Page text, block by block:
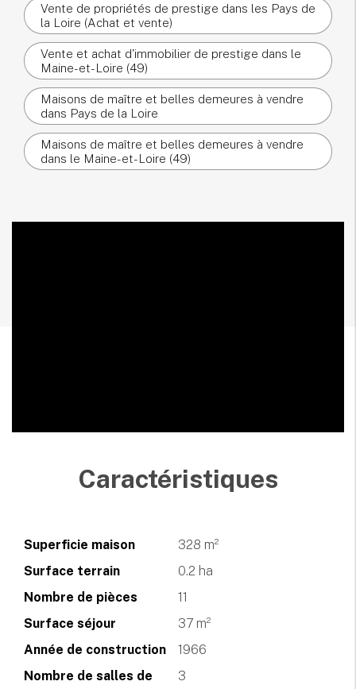
Vente de propriétés de prestige dans les Pays de
la Loire (Achat et vente)
Vente et achat d'immobilier de prestige dans le
Maine-et-Loire (49)
Maisons de maître et belles demeures à vendre
dans Pays de la Loire
Maisons de maître et belles demeures à vendre
dans le Maine-et-Loire (49)
Caractéristiques
Superficie maison
328 m²
Surface terrain
0.2 ha
Nombre de pièces
11
Surface séjour
37 m²
Année de construction
1966
Nombre de salles de
3